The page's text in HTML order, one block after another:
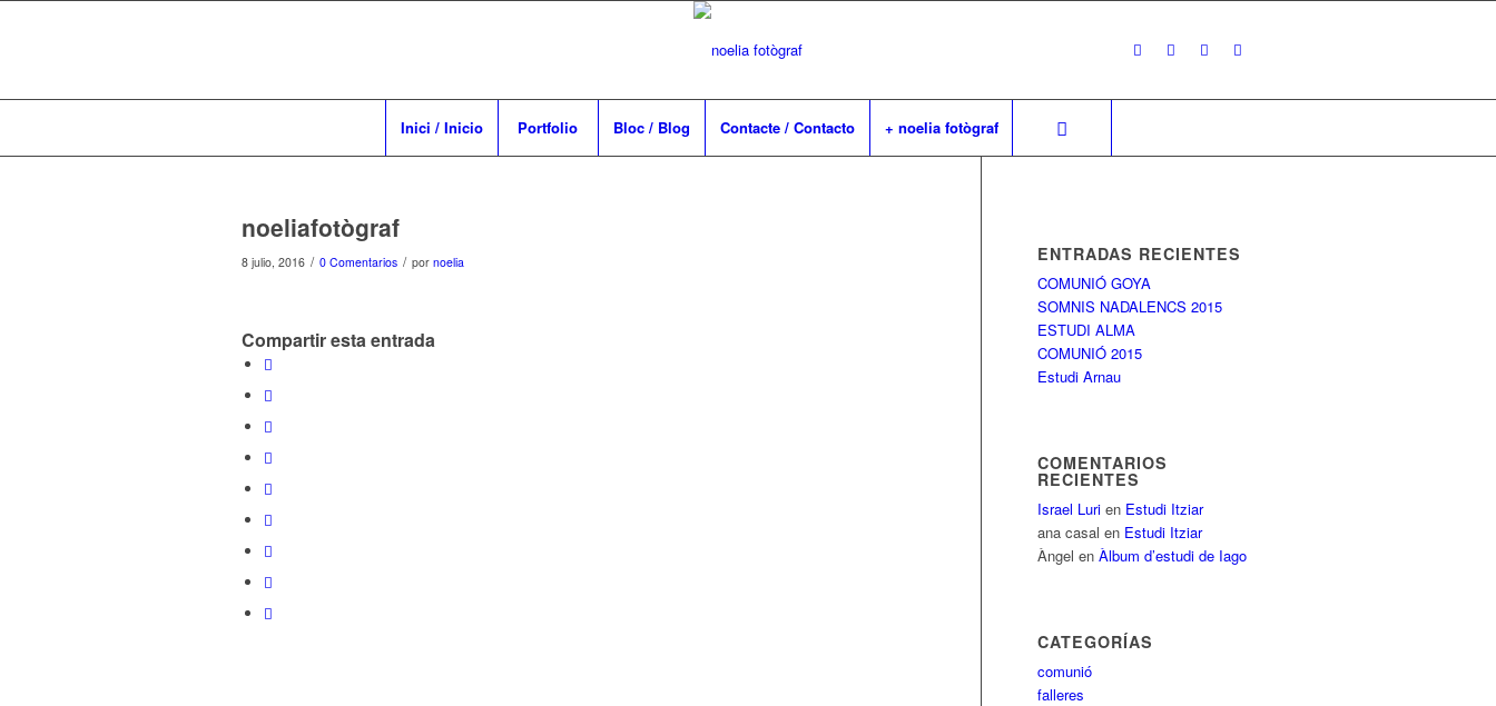
Inici / Inicio Portfolio Bloc / Blog Contacte / Contacto + noelia fotògraf
noeliafotògraf
8 julio, 2016 / 0 Comentarios / por noelia
Compartir esta entrada
ENTRADAS RECIENTES
COMUNIÓ GOYA
SOMNIS NADALENCS 2015
ESTUDI ALMA
COMUNIÓ 2015
Estudi Arnau
COMENTARIOS
RECIENTES
Israel Luri en Estudi Itziar
ana casal en Estudi Itziar
Àngel enÀlbum d’estudi de Iago
CATEGORÍAS
comunió
falleres